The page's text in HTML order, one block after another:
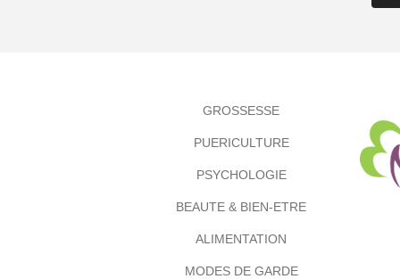
GROSSESSE
PUERICULTURE
PSYCHOLOGIE
BEAUTE & BIEN-ETRE
ALIMENTATION
MODES DE GARDE